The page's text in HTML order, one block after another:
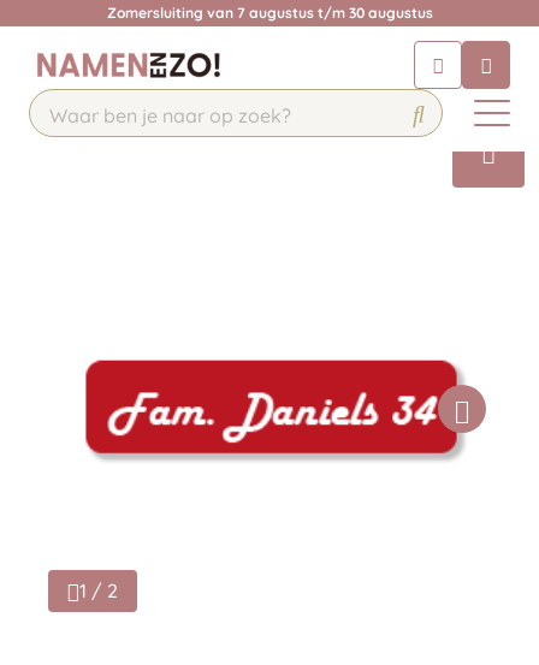
Zomersluiting van 7 augustus t/m 30 augustus
Chat 24/7 met onze chatbot voor
hulp
Contact
1 / 2